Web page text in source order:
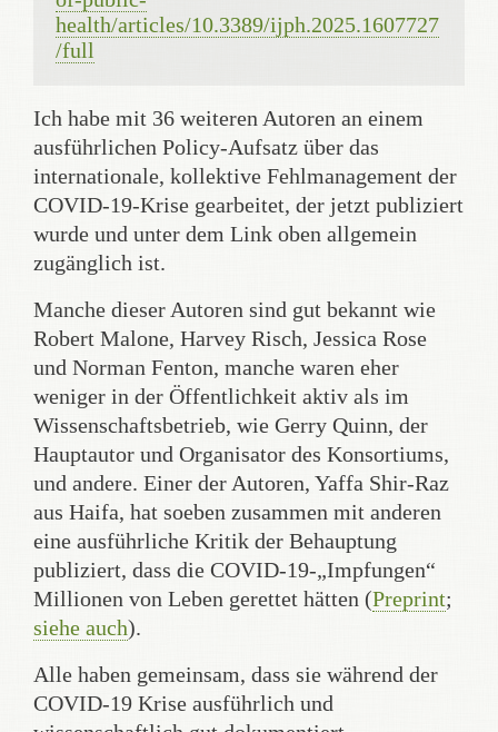
health/articles/10.3389/ijph.2025.1607727
/full
Ich habe mit 36 weiteren Autoren an einem
ausführlichen Policy-Aufsatz über das
internationale, kollektive Fehlmanagement der
COVID-19-Krise gearbeitet, der jetzt publiziert
wurde und unter dem Link oben allgemein
zugänglich ist.
Manche dieser Autoren sind gut bekannt wie
Robert Malone, Harvey Risch, Jessica Rose
und Norman Fenton, manche waren eher
weniger in der Öffentlichkeit aktiv als im
Wissenschaftsbetrieb, wie Gerry Quinn, der
Hauptautor und Organisator des Konsortiums,
und andere. Einer der Autoren, Yaffa Shir-Raz
aus Haifa, hat soeben zusammen mit anderen
eine ausführliche Kritik der Behauptung
publiziert, dass die COVID-19-„Impfungen“
Millionen von Leben gerettet hätten (Preprint;
siehe auch).
Alle haben gemeinsam, dass sie während der
COVID-19 Krise ausführlich und